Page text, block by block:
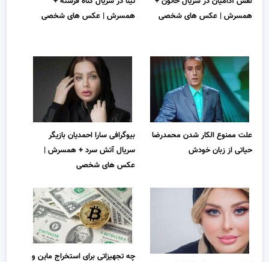
همسرش | عکس های شخصی
همسرش | عکس های شخصی
علت ممنوع الکار شدن محمدرضا
حیاتی از زبان خودش
بیوگرافی سارا احمدیان بازیگر
سریال آتش سرد + همسرش |
عکس های شخصی
چه تجهیزاتی برای استخراج ماین و